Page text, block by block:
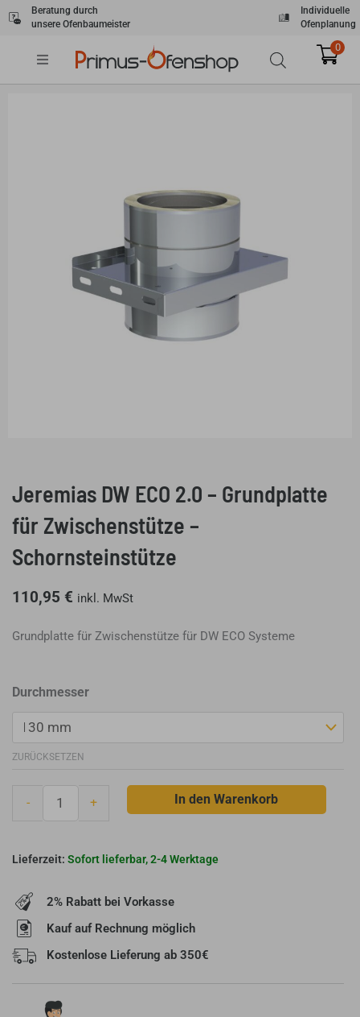
Zum
Inhalt
Beratung durch
unsere Ofenbaumeister
Individuelle
Ofenplanung
0
Jeremias DW ECO 2.0 – Grundplatte
für Zwischenstütze –
Schornsteinstütze
110,95 € inkl. MwSt
Grundplatte für Zwischenstütze für DW ECO Systeme
Durchmesser
ZURÜCKSETZEN
-
Jeremias
ECO
2.0
-
Grundplatte
für
Zwischenstütze
Schornsteinstütze
+ In den Warenkorb
Sofort lieferbar, 2-4 Werktage
2% Rabatt bei Vorkasse
Kauf auf Rechnung möglich
Kostenlose Lieferung ab 350€